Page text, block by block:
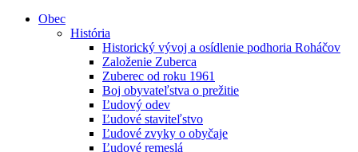
Obec
História
Historický vývoj a osídlenie podhoria Roháčov
Založenie Zuberca
Zuberec od roku 1961
Boj obyvateľstva o prežitie
Ľudový odev
Ľudové staviteľstvo
Ľudové zvyky o obyčaje
Ľudové remeslá